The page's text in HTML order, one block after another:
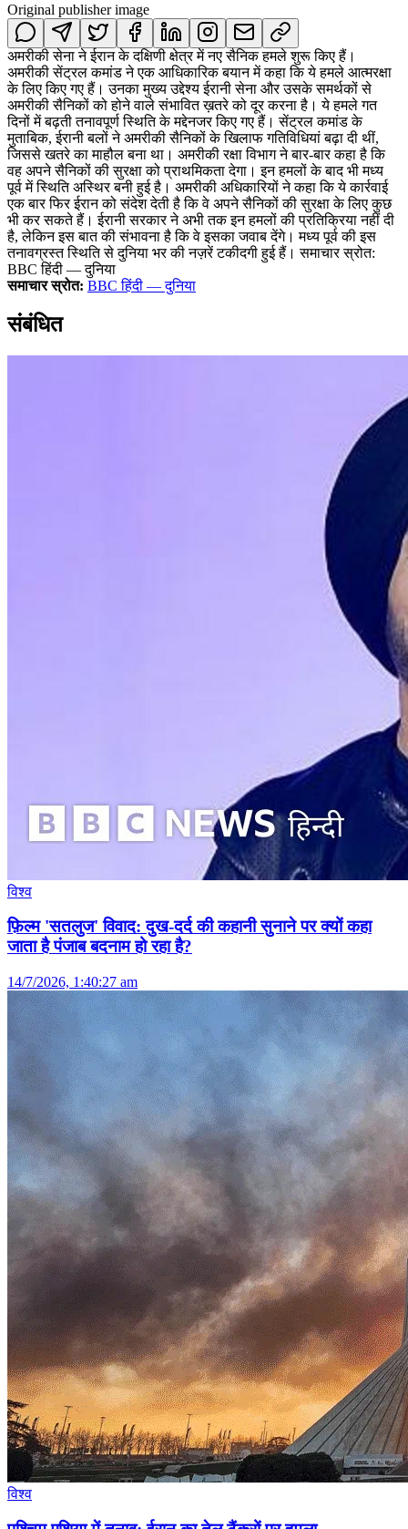
Original publisher image
अमरीकी सेना ने ईरान के दक्षिणी क्षेत्र में नए सैनिक हमले शुरू किए हैं।
अमरीकी सेंट्रल कमांड ने एक आधिकारिक बयान में कहा कि ये हमले आत्मरक्षा
के लिए किए गए हैं। उनका मुख्य उद्देश्य ईरानी सेना और उसके समर्थकों से
अमरीकी सैनिकों को होने वाले संभावित ख़तरे को दूर करना है। ये हमले गत
दिनों में बढ़ती तनावपूर्ण स्थिति के मद्देनजर किए गए हैं। सेंट्रल कमांड के
मुताबिक, ईरानी बलों ने अमरीकी सैनिकों के खिलाफ गतिविधियां बढ़ा दी थीं,
जिससे खतरे का माहौल बना था। अमरीकी रक्षा विभाग ने बार-बार कहा है कि
वह अपने सैनिकों की सुरक्षा को प्राथमिकता देगा। इन हमलों के बाद भी मध्य
पूर्व में स्थिति अस्थिर बनी हुई है। अमरीकी अधिकारियों ने कहा कि ये कार्रवाई
एक बार फिर ईरान को संदेश देती है कि वे अपने सैनिकों की सुरक्षा के लिए कुछ
भी कर सकते हैं। ईरानी सरकार ने अभी तक इन हमलों की प्रतिक्रिया नहीं दी
है, लेकिन इस बात की संभावना है कि वे इसका जवाब देंगे। मध्य पूर्व की इस
तनावग्रस्त स्थिति से दुनिया भर की नज़रें टकीदगी हुई हैं। समाचार स्रोत:
BBC हिंदी — दुनिया
समाचार स्रोत: BBC हिंदी — दुनिया
संबंधित
विश्व
फ़िल्म 'सतलुज' विवाद: दुख-दर्द की कहानी सुनाने पर क्यों कहा
जाता है पंजाब बदनाम हो रहा है?
14/7/2026, 1:40:27 am
विश्व